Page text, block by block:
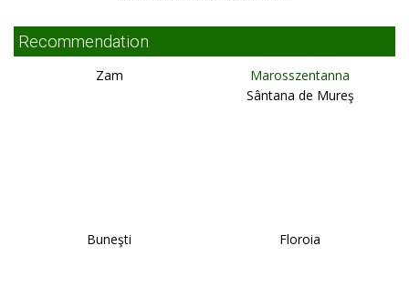
Recommendation
Zam
Marosszentanna
Sântana de Mureş
Buneşti Floroia